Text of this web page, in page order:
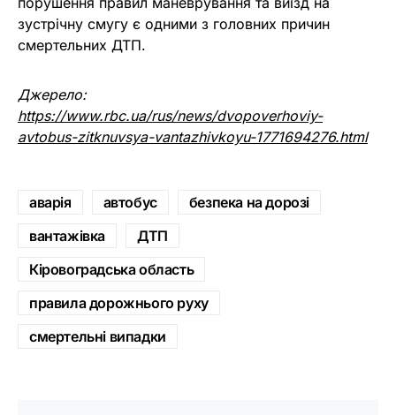
зустрічну смугу є одними з головних причин
смертельних ДТП.
Джерело:
https://www.rbc.ua/rus/news/dvopoverhoviy-
avtobus-zitknuvsya-vantazhivkoyu-1771694276.html
аварія автобус
безпека на дорозі
вантажівка
ДТП
Кіровоградська область
правила дорожнього руху
смертельні випадки